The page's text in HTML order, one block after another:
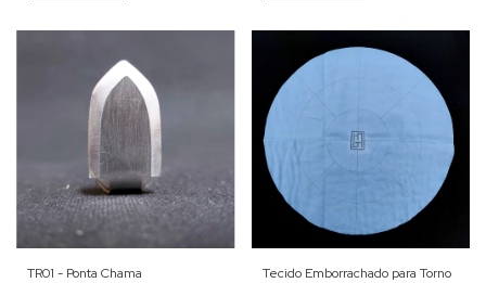
TR01 - Ponta Chama
Tecido Emborrachado para Torno